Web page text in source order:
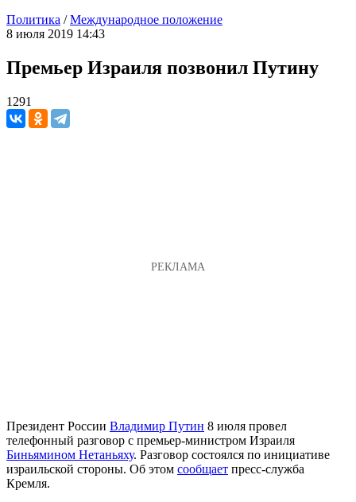
Политика /Международное положение
8 июля 2019 14:43
Премьер Израиля позвонил Путину
1291
Президент России Владимир Путин 8 июля провел
телефонный разговор с премьер-министром Израиля
Биньямином Нетаньяху. Разговор состоялся по инициативе
израильской стороны. Об этом сообщает пресс-служба
Кремля.